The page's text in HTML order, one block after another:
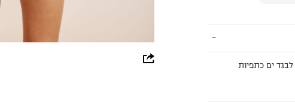
ים כתפיות